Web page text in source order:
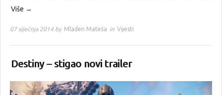
Više →
07 siječnja 2014 by Mladen Mateša in Vijesti
Destiny – stigao novi trailer